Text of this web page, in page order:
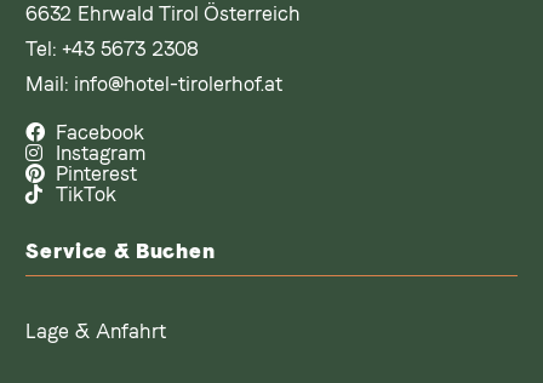
6632 Ehrwald Tirol Österreich
Tel:+43 5673 2308
Mail: info@hotel-tirolerhof.at
Facebook
Instagram
Pinterest
TikTok
Service & Buchen
Lage & Anfahrt